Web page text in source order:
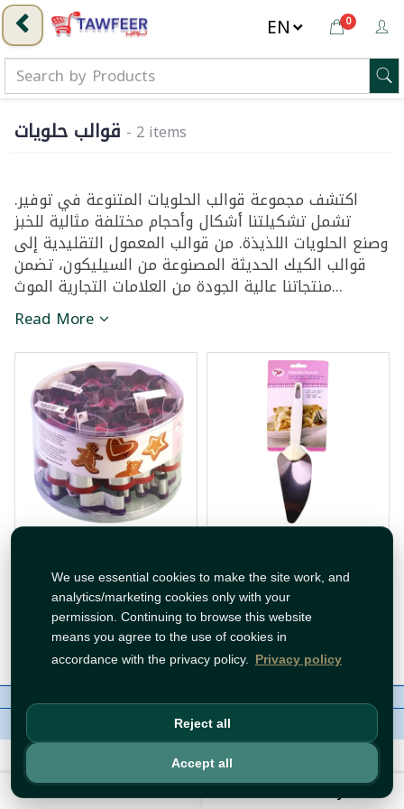
We use essential cookies to make the site work, and
analytics/marketing cookies only with your
permission. Continuing to browse this website
means you agree to the use of cookies in
accordance with the privacy policy. Privacy policy
Reject all
Accept all
0
قوالب حلويات - 2 items
اكتشف مجموعة قوالب الحلويات المتنوعة في توفير.
تشمل تشكيلتنا أشكال وأحجام مختلفة مثالية للخبز
وصنع الحلويات اللذيذة. من قوالب المعمول التقليدية إلى
قوالب الكيك الحديثة المصنوعة من السيليكون، تضمن
منتجاتنا عالية الجودة من العلامات التجارية الموث...
Read More
Filter Sort By
€7.99
In Stock
Add to Cart
€2.49
In Stock
Add to Cart
Copyright©Tawfeer 2018-2026